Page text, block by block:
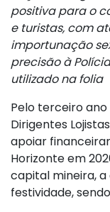
positiva para o
e turistas, com
importunação
precisão à
utilizado na folia
Pelo terceiro
Dirigentes
apoiar
Horizonte em
capital mineira, a
festividade,